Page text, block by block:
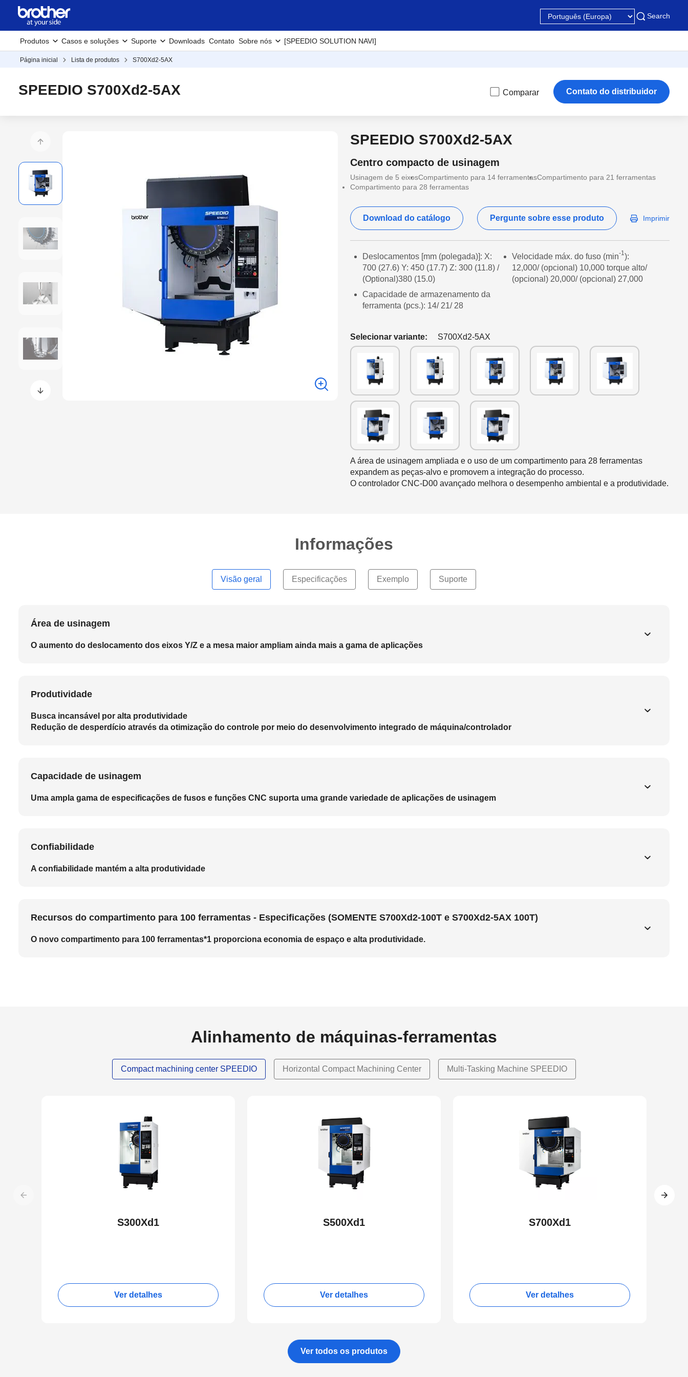
Search
Produtos Casos e soluções Suporte Downloads Contato Sobre nós [SPEEDIO SOLUTION NAVI]
Página inicial Lista de produtos S700Xd2-5AX
SPEEDIO S700Xd2-5AX Comparar Contato do distribuidor
SPEEDIO S700Xd2-5AX
Centro compacto de usinagem
Usinagem de 5 eixosCompartimento para 14 ferramentasCompartimento para 21 ferramentas
Compartimento para 28 ferramentas
Download do catálogo Pergunte sobre esse produto Imprimir
Deslocamentos [mm (polegada)]: X:
700 (27.6) Y: 450 (17.7) Z: 300 (11.8) /
(Optional)380 (15.0)
Velocidade máx. do fuso (min-1):
12,000/ (opcional) 10,000 torque alto/
(opcional) 20,000/ (opcional) 27,000
Capacidade de armazenamento da
ferramenta (pcs.): 14/ 21/ 28
Selecionar variante: S700Xd2-5AX
A área de usinagem ampliada e o uso de um compartimento para 28 ferramentas
expandem as peças-alvo e promovem a integração do processo.
O controlador CNC-D00 avançado melhora o desempenho ambiental e a produtividade.
Informações
Visão geral Especificações Exemplo Suporte
Área de usinagem
O aumento do deslocamento dos eixos Y/Z e a mesa maior ampliam ainda mais a gama de aplicações
Produtividade
Busca incansável por alta produtividade
Redução de desperdício através da otimização do controle por meio do desenvolvimento integrado de máquina/controlador
Capacidade de usinagem
Uma ampla gama de especificações de fusos e funções CNC suporta uma grande variedade de aplicações de usinagem
Confiabilidade
A confiabilidade mantém a alta produtividade
Recursos do compartimento para 100 ferramentas - Especificações (SOMENTE S700Xd2-100T e S700Xd2-5AX 100T)
O novo compartimento para 100 ferramentas*1 proporciona economia de espaço e alta produtividade.
Alinhamento de máquinas-ferramentas
Compact machining center SPEEDIO Horizontal Compact Machining Center Multi-Tasking Machine SPEEDIO
S300Xd1
Ver detalhes
S500Xd1
Ver detalhes
S700Xd1
Ver detalhes
Ver todos os produtos